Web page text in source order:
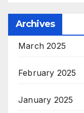
Archives
March 2025
February 2025
January 2025